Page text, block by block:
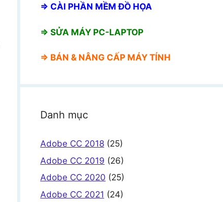
⇒ CÀI PHẦN MỀM ĐỒ HỌA
⇒ SỬA MÁY PC-LAPTOP
⇒ BÁN & NÂNG CẤP MÁY TÍNH
Danh mục
Adobe CC 2018(25)
Adobe CC 2019 (26)
Adobe CC 2020 (25)
Adobe CC 2021 (24)